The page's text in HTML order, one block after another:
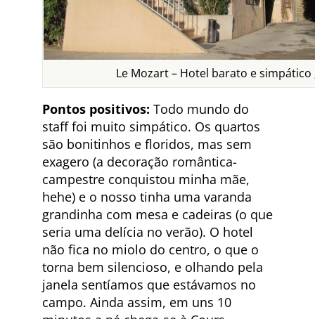
Le Mozart – Hotel barato e simpático
Pontos positivos: Todo mundo do
staff foi muito simpático. Os quartos
são bonitinhos e floridos, mas sem
exagero (a decoração romântica-
campestre conquistou minha mãe,
hehe) e o nosso tinha uma varanda
grandinha com mesa e cadeiras (o que
seria uma delícia no verão). O hotel
não fica no miolo do centro, o que o
torna bem silencioso, e olhando pela
janela sentíamos que estávamos no
campo. Ainda assim, em uns 10